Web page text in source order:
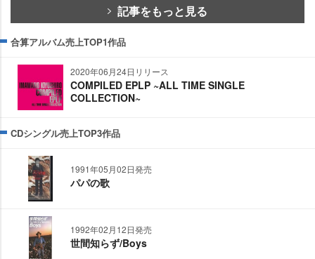
記事をもっと見る
合算アルバム売上TOP1作品
2020年06月24日リリース
COMPILED EPLP ~ALL TIME SINGLE
COLLECTION~
CDシングル売上TOP3作品
1991年05月02日発売
パパの歌
1992年02月12日発売
世間知らず/Boys